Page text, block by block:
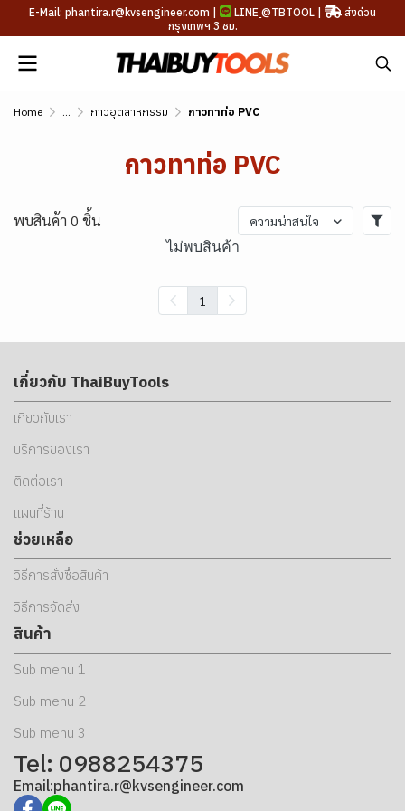
E-Mail: phantira.r@kvsengineer.com | LINE @TBTOOL |
ส่งด่วน
กรุงเทพฯ 3 ชม.
Home ... กาวอุตสาหกรรม กาวทาท่อ PVC
กาวทาท่อ PVC
พบสินค้า 0 ชิ้น ความน่าสนใจ
ไม่พบสินค้า
1
เกี่ยวกับ ThaiBuyTools
เกี่ยวกับเรา
บริการของเรา
ติดต่อเรา
แผนที่ร้าน
ช่วยเหลือ
วิธีการสั่งซื้อสินค้า
วิธีการจัดส่ง
สินค้า
Sub menu 1
Sub menu 2
Sub menu 3
Tel: 0988254375
Email:phantira.r@kvsengineer.com